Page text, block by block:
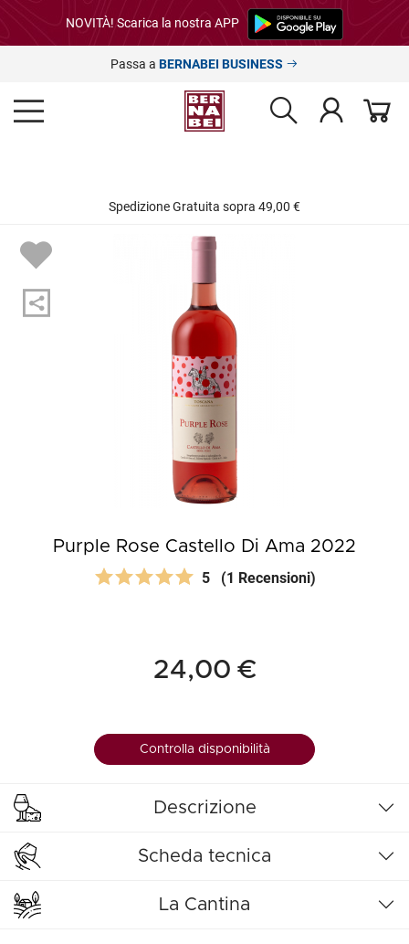
NOVITÀ! Scarica la nostra APP
Passa a BERNABEI BUSINESS
Spedizione Gratuita sopra 49,00 €
Purple Rose Castello Di Ama 2022
5 (1 Recensioni)
24,00 €
Controlla disponibilità
Descrizione
Scheda tecnica
La Cantina